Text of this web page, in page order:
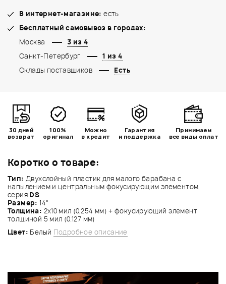
Коротко о товаре:
Тип: Двухслойный пластик для малого барабана с
напылением и центральным фокусирующим элементом,
серия DS
Размер:14"
Толщина: 2х10 мил (0,254 мм) + фокусирующий элемент
толщиной 5 мил (0.127 мм)
Цвет: Белый Подробное описание
В интернет-магазине: есть
Бесплатный самовывоз в городах:
Москва
3 из 4
Санкт-Петербург
1 из 4
Склады поставщиков
Есть
30 дней
возврат
100%
оригинал
Можно
в кредит
Гарантия
и поддержка
Принимаем
все виды оплат